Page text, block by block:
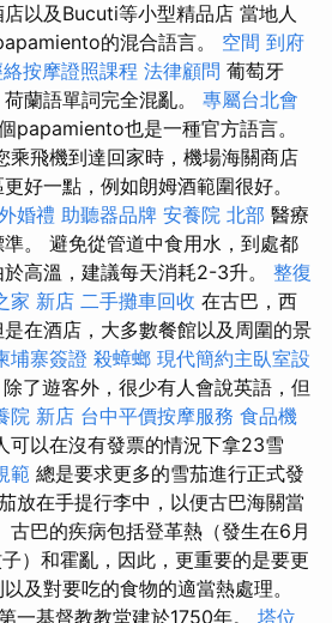
以及Bucuti等小型精品店 當地人
的混合語言。 空間 到府
按摩證照課程 法律顧問 葡萄牙
蘭語單詞完全混亂。 專屬台北會
papamiento也是一種官方語言。
乘飛機到達回家時，機場海關商店
好一點，例如朗姆酒範圍很好。
婚禮 助聽器品牌 安養院 北部 醫療
。 避免從管道中食用水，到處都
高溫，建議每天消耗2-3升。 整復
家 新店 二手攤車回收 在古巴，西
在酒店，大多數餐館以及周圍的景
埔寨簽證 殺蟑螂 現代簡約主臥室設
除了遊客外，很少有人會說英語，但
院 新店 台中平價按摩服務 食品機
可以在沒有發票的情況下拿23雪
範 總是要求更多的雪茄進行正式發
放在手提行李中，以便古巴海關當
古巴的疾病包括登革熱（發生在6月
）和霍亂，因此，更重要的是要更
及對要吃的食物的適當熱處理。
一基督教教堂建於1750年。 塔位